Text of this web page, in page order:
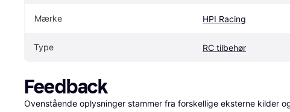
Mærke HPI Racing
Type RC tilbehør
Feedback
Ovenstående oplysninger stammer fra forskellige eksterne kilder